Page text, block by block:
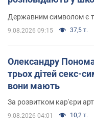
Державним символом є
9.08.2026 09:15 37,5 т.
Олександру
трьох дітей секс-
вони мають
За розвитком кар'єри
9.08.2026 04:01 10,2 т.